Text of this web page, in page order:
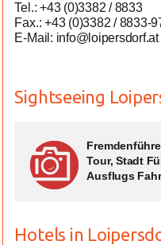
Tel.: +43 (0)3382 / 8833
Fax.: +43 (0)3382 / 8833-
E-Mail: info@loipersdorf.at
Sightseeing
Tour, Stadt
Ausflugs
Hotels in